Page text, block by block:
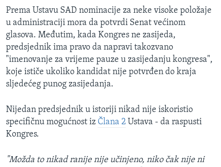
Prema Ustavu SAD nominacije za neke visoke položaje
u administraciji mora da potvrdi Senat većinom
glasova. Međutim, kada Kongres ne zasijeda,
predsjednik ima pravo da napravi takozvano
"imenovanje za vrijeme pauze u zasijedanju kongresa",
koje ističe ukoliko kandidat nije potvrđen do kraja
sljedećeg punog zasijedanja.
Nijedan predsjednik u istoriji nikad nije iskoristio
specifičnu mogućnost ​iz Člana 2 Ustava - da raspusti
Kongres.
"Možda to nikad ranije nije učinjeno, niko čak nije ni